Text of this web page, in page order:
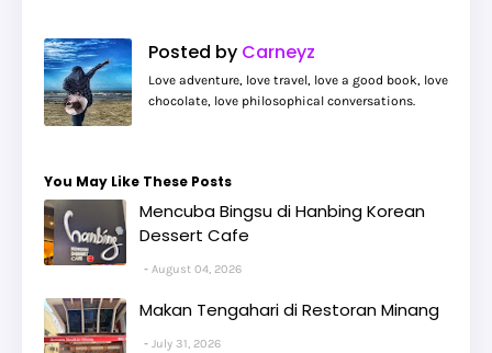
Posted by Carneyz
Love adventure, love travel, love a good book, love
chocolate, love philosophical conversations.
You May Like These Posts
Mencuba Bingsu di Hanbing Korean
Dessert Cafe
August 04, 2026
Makan Tengahari di Restoran Minang
July 31, 2026